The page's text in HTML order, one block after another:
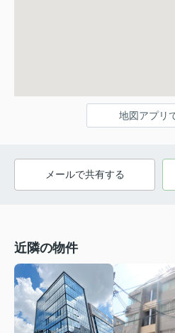
地図アプリ
メールで共有する
近隣の物件